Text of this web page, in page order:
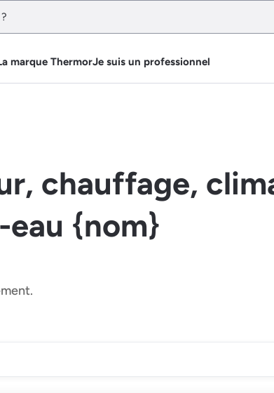
marque ThermorJe suis un professionnel
chauffage,
{nom}